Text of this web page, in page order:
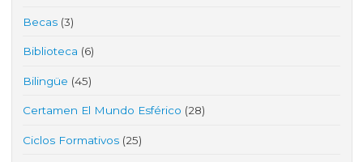
Becas (3)
Biblioteca (6)
Bilingüe (45)
Certamen El Mundo Esférico (28)
Ciclos Formativos (25)